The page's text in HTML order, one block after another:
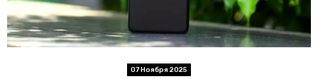
Ulefone Armor 33 Ulefone Armor X16 Pro
Ulefone планшет Unihertz Xiaomi T Pro
07 Ноября 2025